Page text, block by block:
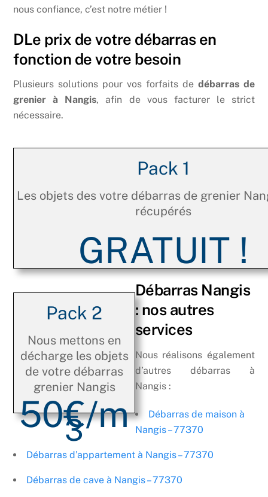
nous confiance, c’est notre métier !
DLe prix de votre débarras en
fonction de votre besoin
Plusieurs solutions pour vos forfaits de débarras de
grenier à Nangis, afin de vous facturer le strict
nécessaire.
Pack 1
Les objets des votre débarras de grenier
récupérés
GRATUIT !
Pack 2
Nous mettons en
décharge les objets
de votre débarras
grenier Nangis
50€/m
3
Débarras Nangis
: nos autres
services
Nous réalisons également
d’autres débarras à
Nangis :
Débarras de maison à
Nangis – 77370
Débarras d’appartement à Nangis – 77370
Débarras de cave à Nangis – 77370